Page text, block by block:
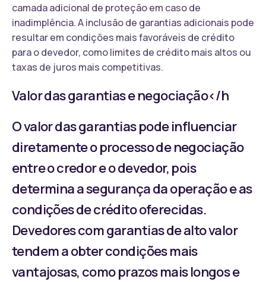
camada adicional de proteção em caso de
inadimplência. A inclusão de garantias adicionais pode
resultar em condições mais favoráveis de crédito
para o devedor, como limites de crédito mais altos ou
taxas de juros mais competitivas.
Valor das garantias e negociação</h
O valor das garantias pode influenciar
diretamente o processo de negociação
entre o credor e o devedor, pois
determina a segurança da operação e as
condições de crédito oferecidas.
Devedores com garantias de alto valor
tendem a obter condições mais
vantajosas, como prazos mais longos e